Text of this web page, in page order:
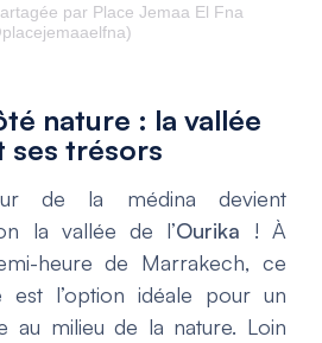
par Place Jemaa El Fna
nature : la vallée
ses trésors
de la médina devient
la vallée de l’Ourika ! À
heure de Marrakech, ce
est l’option idéale pour un
au milieu de la nature. Loin